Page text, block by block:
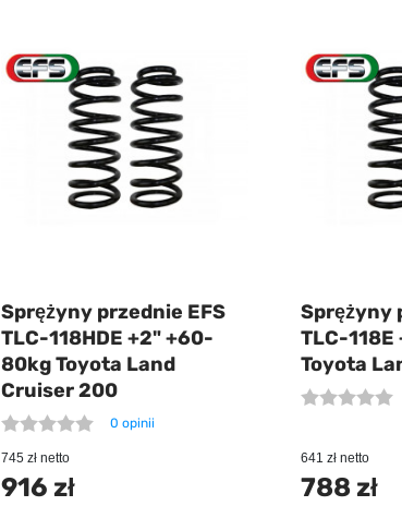
Sprężyny przednie EFS
TLC-118HDE +2" +60-
80kg Toyota Land
Cruiser 200
0 opinii
745 zł netto
916 zł
Sprężyny
TLC-
Toyota
641 zł netto
788 zł